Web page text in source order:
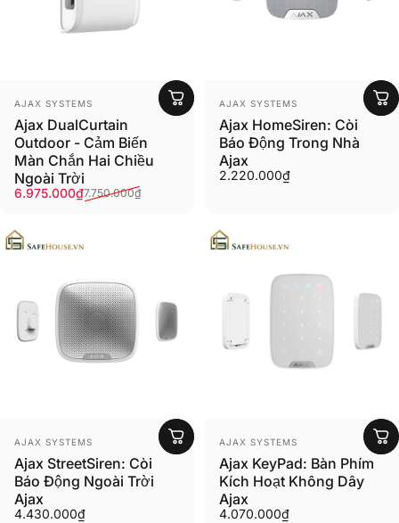
Người bán:
AJAX SYSTEMS
Ajax DualCurtain
Outdoor - Cảm Biến
Màn Chắn Hai Chiều
Ngoài Trời
Giá ưu đãi
6.975.000₫
Giá thông thường
7.750.000₫
Người bán:
AJAX SYSTEMS
Ajax HomeSiren: Còi
Báo Động Trong Nhà
Ajax
2.220.000₫
Người bán:
AJAX SYSTEMS
Ajax StreetSiren: Còi
Báo Động Ngoài Trời
Ajax
4.430.000₫
Người bán:
AJAX SYSTEMS
Ajax KeyPad: Bàn Phím
Kích Hoạt Không Dây
Ajax
4.070.000₫